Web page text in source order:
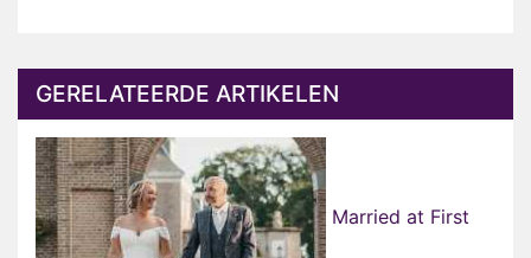
GERELATEERDE ARTIKELEN
Married at First